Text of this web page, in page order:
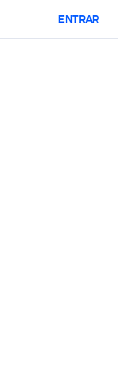
ENTRAR